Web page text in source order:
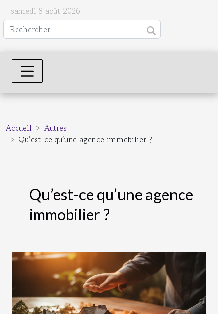
samedi 8 août 2026
Accueil
Autres
Qu’est-ce qu’une agence immobilier ?
Qu’est-ce qu’une agence
immobilier ?